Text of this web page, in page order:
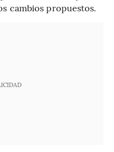
cambios propuestos.